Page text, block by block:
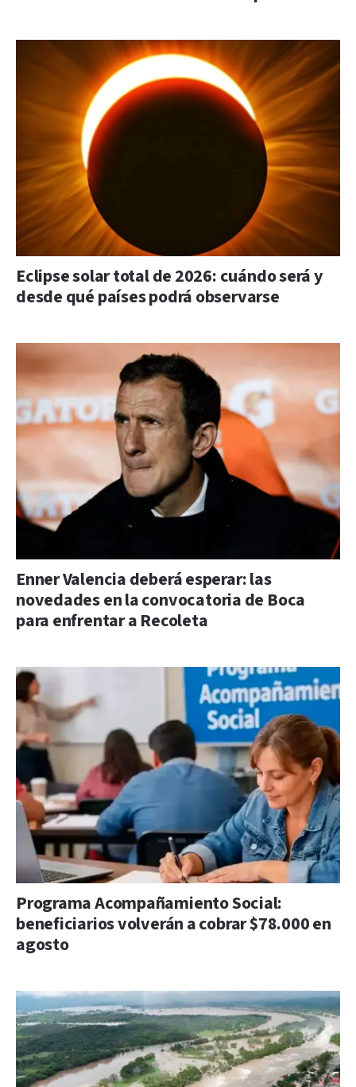
Eclipse solar total de 2026: cuándo será y
desde qué países podrá observarse
Enner Valencia deberá esperar: las
novedades en la convocatoria de Boca
para enfrentar a Recoleta
Programa Acompañamiento Social:
beneficiarios volverán a cobrar $78.000 en
agosto